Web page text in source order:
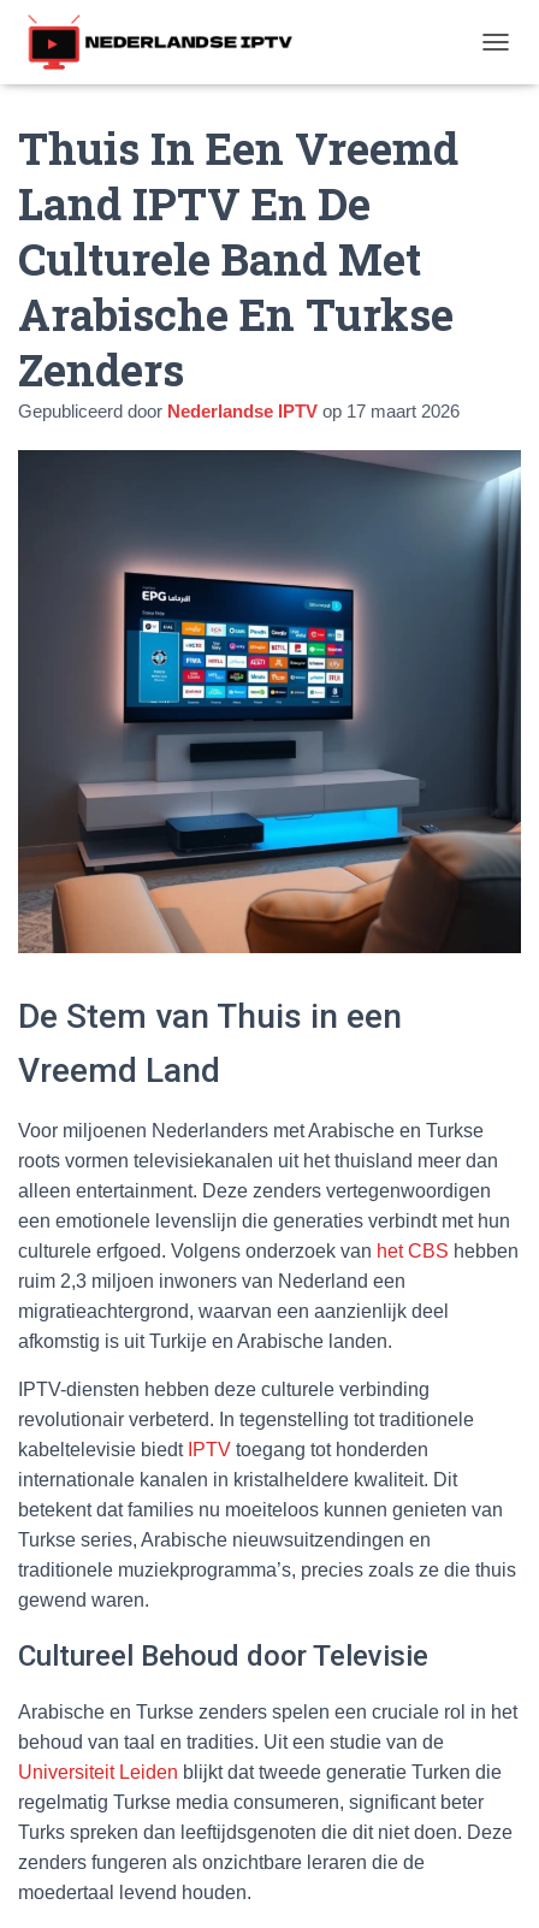
O
Thuis In Een Vreemd
Land IPTV En De
Culturele Band Met
Arabische En Turkse
Zenders
Gepubliceerd door Nederlandse IPTV op 17 maart 2026
De Stem van Thuis in een
Vreemd Land
Voor miljoenen Nederlanders met Arabische en Turkse
roots vormen televisiekanalen uit het thuisland meer dan
alleen entertainment. Deze zenders vertegenwoordigen
een emotionele levenslijn die generaties verbindt met hun
culturele erfgoed. Volgens onderzoek van het CBS hebben
ruim 2,3 miljoen inwoners van Nederland een
migratieachtergrond, waarvan een aanzienlijk deel
afkomstig is uit Turkije en Arabische landen.
IPTV-diensten hebben deze culturele verbinding
revolutionair verbeterd. In tegenstelling tot traditionele
kabeltelevisie biedt IPTV toegang tot honderden
internationale kanalen in kristalheldere kwaliteit. Dit
betekent dat families nu moeiteloos kunnen genieten van
Turkse series, Arabische nieuwsuitzendingen en
traditionele muziekprogramma’s, precies zoals ze die thuis
gewend waren.
Cultureel Behoud door Televisie
Arabische en Turkse zenders spelen een cruciale rol in het
behoud van taal en tradities. Uit een studie van de
Universiteit Leiden blijkt dat tweede generatie Turken die
regelmatig Turkse media consumeren, significant beter
Turks spreken dan leeftijdsgenoten die dit niet doen. Deze
zenders fungeren als onzichtbare leraren die de
moedertaal levend houden.